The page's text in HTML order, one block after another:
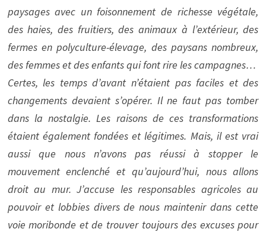
paysages avec un foisonnement de richesse végétale,
des haies, des fruitiers, des animaux à l’extérieur, des
fermes en polyculture-élevage, des paysans nombreux,
des femmes et des enfants qui font rire les campagnes…
Certes, les temps d’avant n’étaient pas faciles et des
changements devaient s’opérer. Il ne faut pas tomber
dans la nostalgie. Les raisons de ces transformations
étaient également fondées et légitimes. Mais, il est vrai
aussi que nous n’avons pas réussi à stopper le
mouvement enclenché et qu’aujourd’hui, nous allons
droit au mur. J’accuse les responsables agricoles au
pouvoir et lobbies divers de nous maintenir dans cette
voie moribonde et de trouver toujours des excuses pour